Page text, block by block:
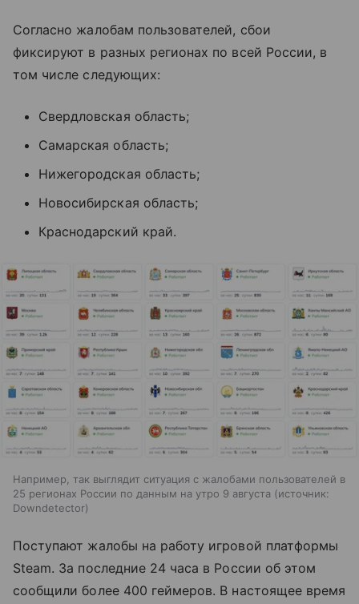
Согласно жалобам пользователей, сбои
фиксируют в разных регионах по всей России, в
том числе следующих:
Свердловская область;
Самарская область;
Нижегородская область;
Новосибирская область;
Краснодарский край.
Например, так выглядит ситуация с жалобами пользователей в
25 регионах России по данным на утро 9 августа
источник:
Downdetector
Поступают жалобы на работу игровой платформы
Steam. За последние 24 часа в России об этом
сообщили более 400 геймеров. В настоящее время